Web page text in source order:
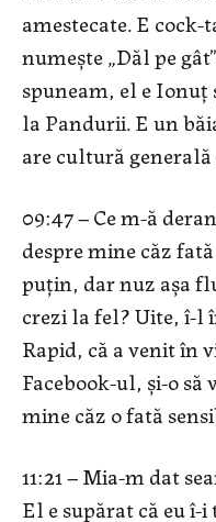
amestecate. E
numește „Dăl pe
spuneam, el e Ionuț
la Pandurii. E un
are cultură
09:47 – Ce m-ă
despre mine căz
puțin, dar nuz așa
crezi la fel? Uite, î-l
Rapid, că a venit în
Facebook-ul, și-o să
mine căz o fată
11:21 – Mia-m dat
El e supărat că eu